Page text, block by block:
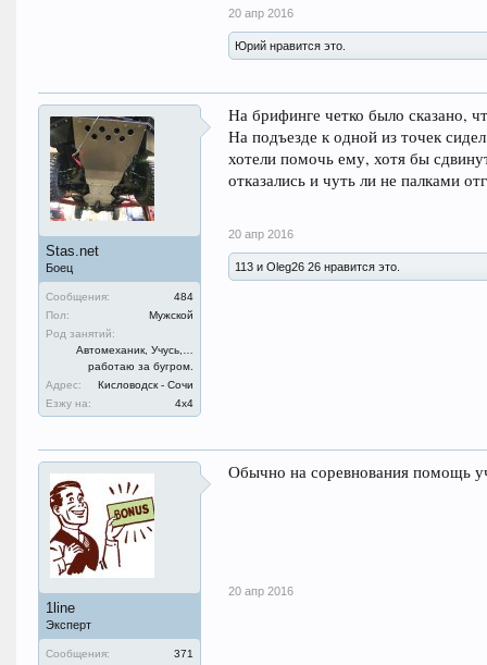
20 апр 2016
Юрий нравится это.
Stas.net
Боец
Сообщения:
484
Пол:
Мужской
Род занятий:
Автомеханик, Учусь,…
работаю за бугром.
Адрес:
Кисловодск - Сочи
Езжу на:
4х4
На брифинге четко было сказано,
На подъезде к одной из точек
хотели помочь ему, хотя бы
отказались и чуть ли не палками
20 апр 2016
113 и Oleg26 26 нравится это.
1line
Эксперт
Сообщения:
371
Обычно на соревнования помощь
20 апр 2016